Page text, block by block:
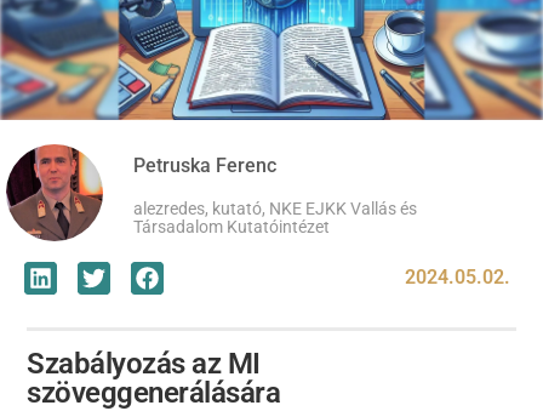
Petruska Ferenc
alezredes, kutató, NKE EJKK Vallás és
Társadalom Kutatóintézet
2024.05.02.
Szabályozás az MI
szöveggenerálására